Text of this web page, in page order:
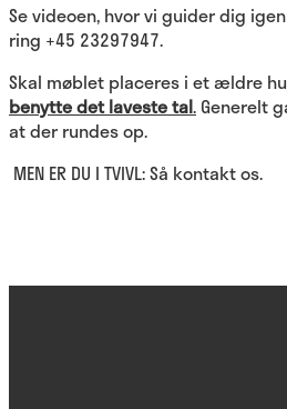
Se videoen, hvor vi guider dig
ring +45 23297947.
Skal møblet placeres i et ældre
benytte det laveste tal. Generelt
at der rundes op.
MEN ER DU I TVIVL: Så kontakt os.